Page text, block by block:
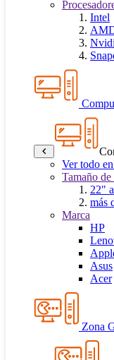
Intel
Ver todo
Tamaño de
22"
más
Marca
HP
Asus
Acer
Zona